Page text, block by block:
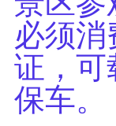
必须
证，可
保车。